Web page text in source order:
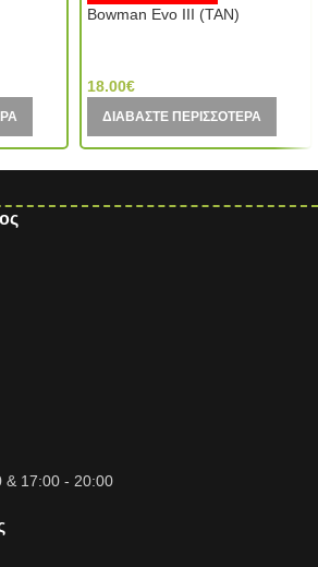
Bowman Evo III (TAN)
18.00€
ΔΙΑΒΆΣΤΕ ΠΕΡΙΣΣΌΤΕΡΑ
17:00 - 20:00